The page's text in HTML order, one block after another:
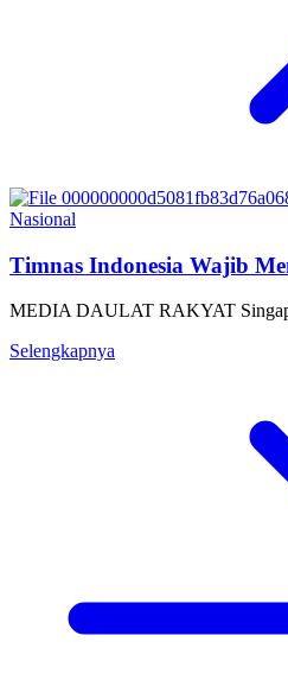
Nasional
Timnas Indonesia Wajib
MEDIA DAULAT RAKYAT
Selengkapnya